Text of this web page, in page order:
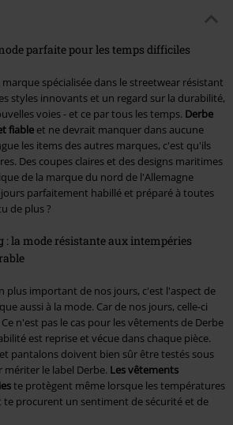
parfaite pour les temps difficiles
spécialisée dans le streetwear résistant
styles innovants et un regard sur la durabilité,
voies - et ce par tous les temps. Derbe
fiable et ne devrait manquer dans aucune
les items des autres marques, c'est qu'ils
Des coupes claires et des designs maritimes
de la marque du nord de l'Allemagne
parfaitement habillé et préparé à toutes
de plus ?
: la mode résistante aux intempéries
plus important de nos jours, c'est l'aspect de
aussi à la mode. Car de nos jours, celle-ci
n'est pas le cas pour les vêtements de Derbe
est reprise et vécue dans chaque pièce.
pantalons doivent bien sûr être testés sous
le label Derbe. Les vêtements
te protègent même lorsque les températures
te procurent un sentiment de sécurité et de